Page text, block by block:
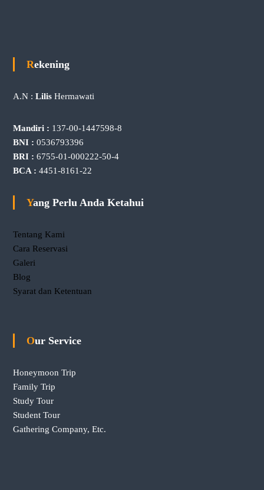
Rekening
A.N : Lilis Hermawati
Mandiri : 137-00-1447598-8
BNI : 0536793396
BRI : 6755-01-000222-50-4
BCA : 4451-8161-22
Yang Perlu Anda Ketahui
Tentang Kami
Cara Reservasi
Galeri
Blog
Syarat dan Ketentuan
Our Service
Honeymoon Trip
Family Trip
Study Tour
Student Tour
Gathering Company, Etc.